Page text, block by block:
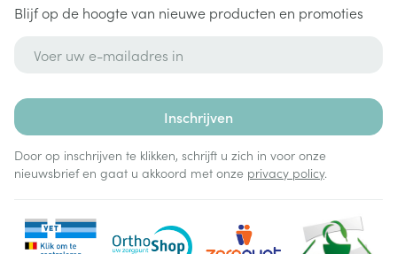
Blijf op de hoogte van nieuwe producten en promoties
Inschrijven
Door op inschrijven te klikken, schrijft u zich in voor onze
nieuwsbrief en gaat u akkoord met onze privacy policy.